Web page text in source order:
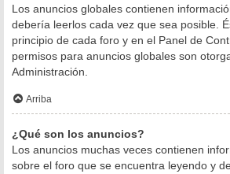
Los anuncios globales contienen
debería leerlos cada vez que sea posible.
principio de cada foro y en el Panel de
permisos para anuncios globales son
Administración.
Arriba
¿Qué son los anuncios?
Los anuncios muchas veces contienen
sobre el foro que se encuentra leyendo y